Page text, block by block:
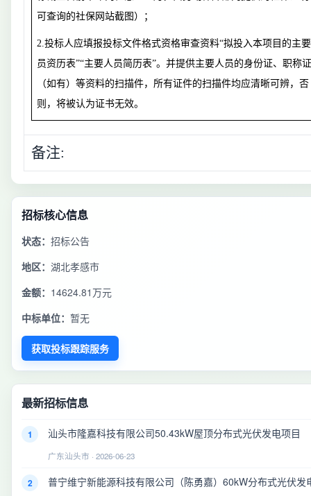
可查询的社保网站截图）；
2.投标人应填报投标文件格式资格审查资料“拟投入本项目的主
员资历表”“主要人员简历表”。并提供主要人员的身份证、职称
（如有）等资料的扫描件，所有证件的扫描件均应清晰可辨，否
则，将被认为证书无效。
备注:
招标核心信息
状态： 招标公告
地区： 湖北孝感市
金额： 14624.81万元
中标单位： 暂无
获取投标跟踪服务
最新招标信息
1 汕头市隆嘉科技有限公司50.43kW屋顶分布式光伏发电项目
广东汕头市 · 2026-06-23
2 普宁维宁新能源科技有限公司（陈勇嘉）60kW分布式光伏发